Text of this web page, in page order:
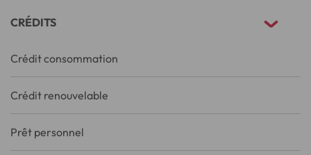
CRÉDITS
Crédit consommation
Crédit renouvelable
Prêt personnel